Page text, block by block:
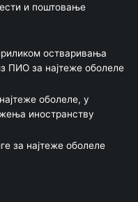
и поштовање
остваривања
ПИО за најтеже оболеле
оболеле, у
иностранству
за најтеже оболеле